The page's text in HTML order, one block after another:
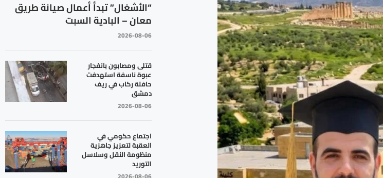
“الأشغال” تبدأ أعمال صيانة طريق
معان – البادية السبت
2026-08-06
قتلى ومصابون بانفجار
عبوة ناسفة استهدفت
حافلة ركاب في ريف
دمشق
2026-08-06
اجتماع حكومي في
العقبة لتعزيز جاهزية
منظومة النقل وسلاسل
التوريد